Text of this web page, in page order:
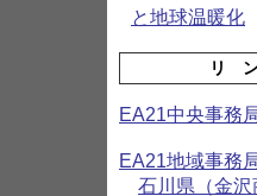
と地球温暖化
リ
EA21中央事務
EA21地域事務
石川県（金沢